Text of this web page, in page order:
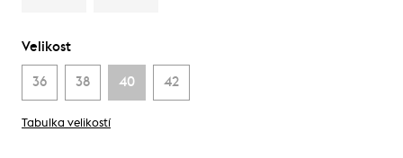
Velikost
36 38 40 42
Tabulka velikostí